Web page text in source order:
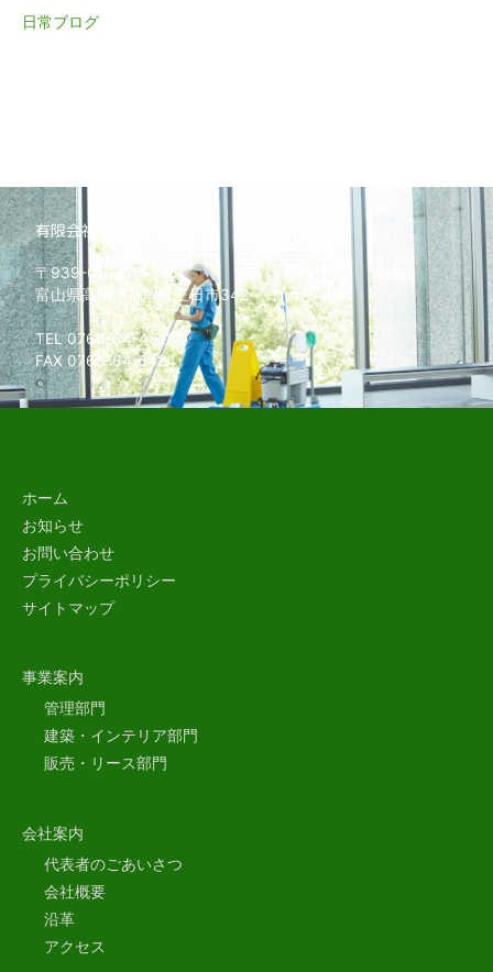
日常ブログ
有限会社北砺ビルサービス
〒939-0102
富山県高岡市福岡町三日市342
TEL 0766-64-4528
FAX 0766-64-5424
ホーム
お知らせ
お問い合わせ
プライバシーポリシー
サイトマップ
事業案内
管理部門
建築・インテリア部門
販売・リース部門
会社案内
代表者のごあいさつ
会社概要
沿革
アクセス